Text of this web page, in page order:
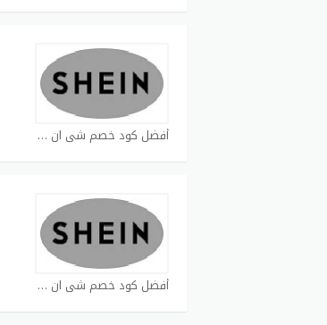
أفضل كود خصم شي ان كوبون
أفضل كود خصم شي ان كوبون